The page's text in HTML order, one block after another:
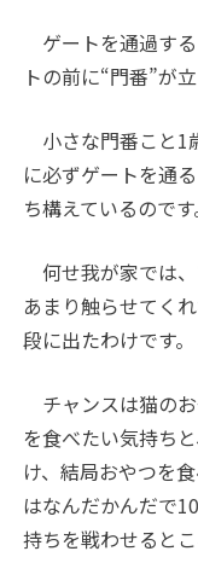
ゲートを通過す
トの前に“門番”が
小さな門番こと1
に必ずゲートを通
ち構えているのです
何せ我が家では、
あまり触らせてく
段に出たわけです。
チャンスは猫の
を食べたい気持ち
け、結局おやつを
はなんだかんだで
持ちを戦わせると